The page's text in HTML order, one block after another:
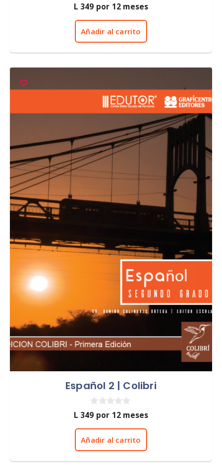
0
d
e
L 349 por 12 meses
Añadir al carrito
Español 2 | Colibri
0
d
e
L 349 por 12 meses
Añadir al carrito